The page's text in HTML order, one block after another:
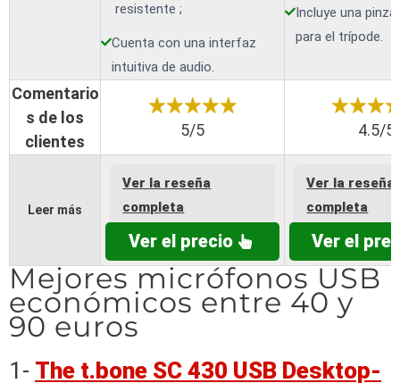
resistente ;
Cuenta con una interfaz
intuitiva de audio.
Incluye una
para el trípode.
Comentario
s de los
clientes
5/5 4.5/5
Leer más
Ver la reseña
completa
Ver el precio
Ver la reseña
completa
Ver el
Mejores micrófonos USB
económicos entre 40 y
90 euros
1- The t.bone SC 430 USB Desktop-